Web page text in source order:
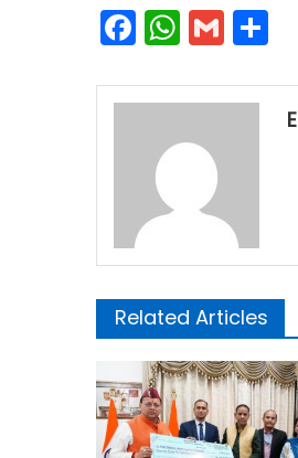
Facebook
Related Articles